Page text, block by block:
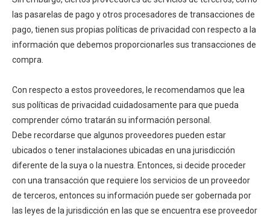
las pasarelas de pago y otros procesadores de transacciones de
pago, tienen sus propias políticas de privacidad con respecto a la
información que debemos proporcionarles sus transacciones de
compra.
Con respecto a estos proveedores, le recomendamos que lea
sus políticas de privacidad cuidadosamente para que pueda
comprender cómo tratarán su información personal.
Debe recordarse que algunos proveedores pueden estar
ubicados o tener instalaciones ubicadas en una jurisdicción
diferente de la suya o la nuestra. Entonces, si decide proceder
con una transacción que requiere los servicios de un proveedor
de terceros, entonces su información puede ser gobernada por
las leyes de la jurisdicción en las que se encuentra ese proveedor